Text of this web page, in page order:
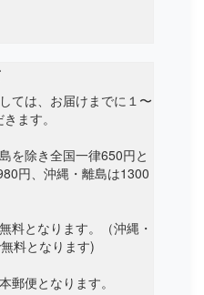
ては、お届けまでに１〜
ます。
を除き全国一律650円と
円、沖縄・離島は1300
料となります。（沖縄・
料となります)
郵便となります。